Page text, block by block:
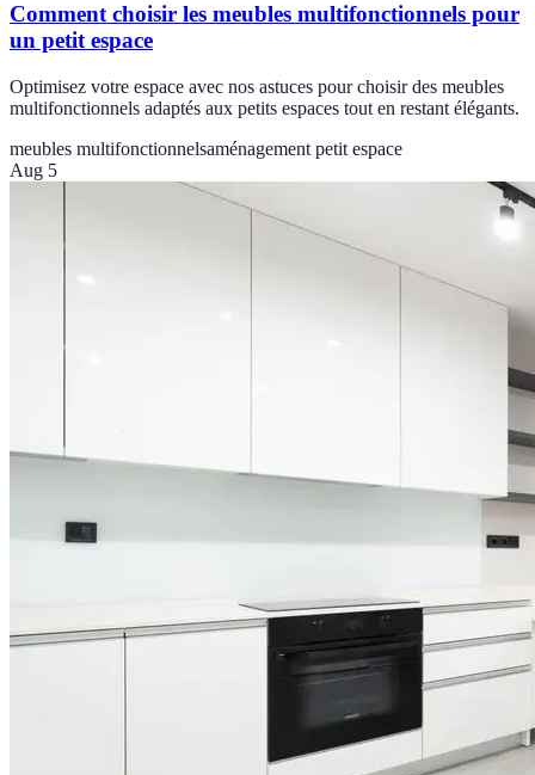
Comment choisir les meubles multifonctionnels pour
un petit espace
Optimisez votre espace avec nos astuces pour choisir des meubles
multifonctionnels adaptés aux petits espaces tout en restant élégants.
meubles multifonctionnelsaménagement petit espace
Aug 5